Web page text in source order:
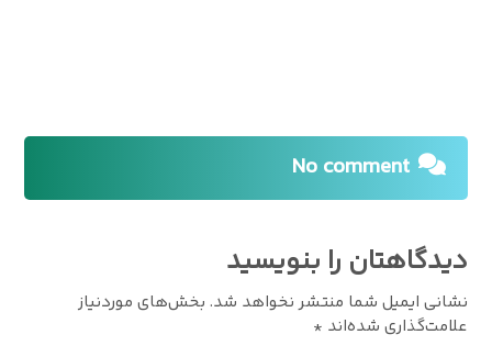
No comment
دیدگاهتان را بنویسید
نشانی ایمیل شما منتشر نخواهد شد. بخش‌های موردنیاز
علامت‌گذاری شده‌اند *